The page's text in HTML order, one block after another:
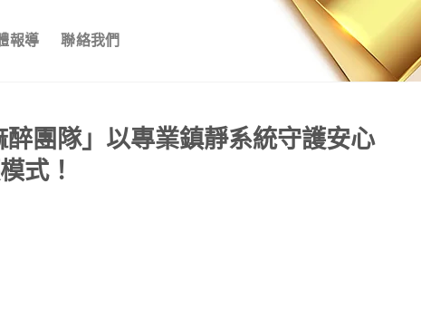
報導 聯絡我們
團隊」以專業鎮靜系統守護安心
式！